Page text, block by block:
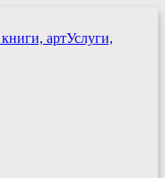
артУслуги,